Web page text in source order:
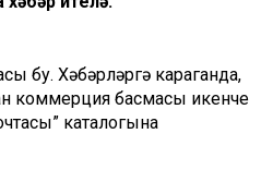
бу. Хәбәрләргә караганда,
коммерция басмасы икенче
каталогына